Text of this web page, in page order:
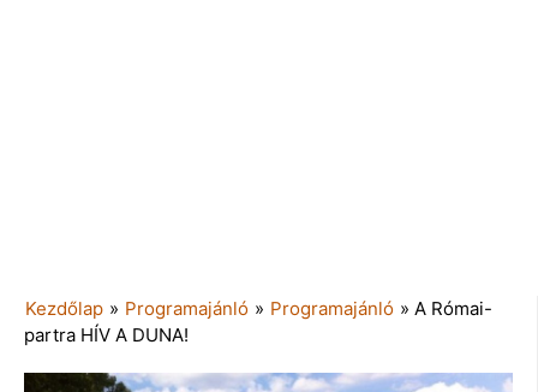
Kezdőlap » Programajánló » Programajánló » A Római-
partra HÍV A DUNA!